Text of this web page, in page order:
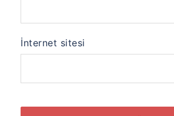
İnternet sitesi